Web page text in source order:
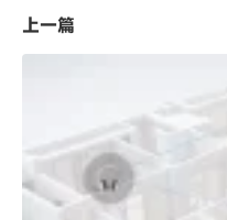
上一篇